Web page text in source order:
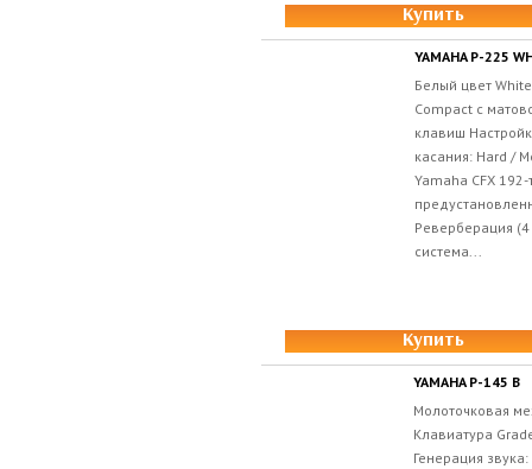
Купить
YAMAHA P-225
Белый цвет
Compact с
клавиш
касания: Hard /
Yamaha CFX
Реверберация (4
система...
Купить
YAMAHA P-145 B
Молоточковая
Клавиатура
Генерация